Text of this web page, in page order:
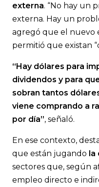
externa. “No hay un
externa. Hay un
agregó que el nuevo
permitió que existan
“Hay dólares para
dividendos y para
sobran tantos
viene comprando a
por día”, señaló.
En ese contexto,
que están jugando la
sectores que, según
empleo directo e